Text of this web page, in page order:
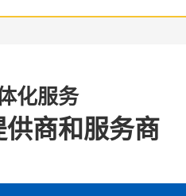
化服务
商和服务商